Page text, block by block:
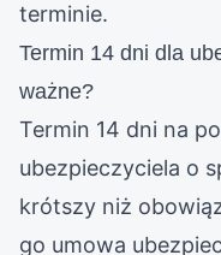
terminie.
Termin 14 dni dla
ważne?
Termin 14 dni na
ubezpieczyciela o
krótszy niż
go umowa